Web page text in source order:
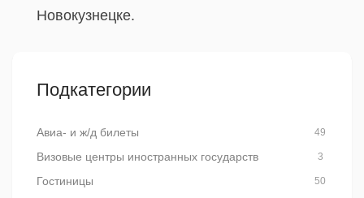
Новокузнецке.
Подкатегории
Авиа- и ж/д билеты 49
Визовые центры иностранных государств 3
Гостиницы 50